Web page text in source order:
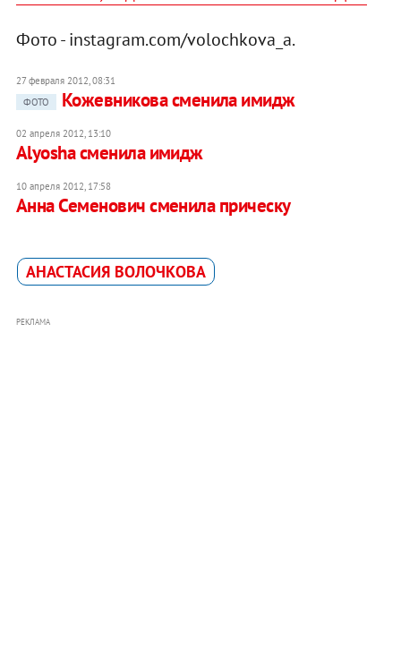
Фото - instagram.com/volochkova_a.
27 февраля 2012, 08:31
ФОТО
Кожевникова сменила имидж
02 апреля 2012, 13:10
Alyosha сменила имидж
10 апреля 2012, 17:58
Анна Семенович сменила прическу
АНАСТАСИЯ ВОЛОЧКОВА
РЕКЛАМА